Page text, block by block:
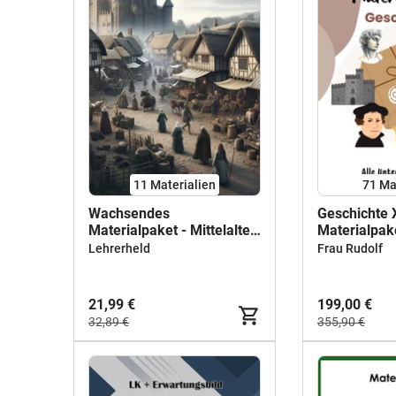
11 Materialien
Wachsendes
Materialpaket - Mittelalter
Videos
Lehrerheld
21,99 €
32,89 €
71
Geschichte
Frau Rudolf
199,00 €
355,90 €